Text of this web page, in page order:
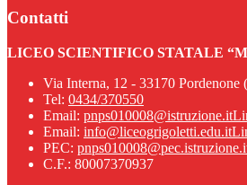
Contatti
LICEO SCIENTIFICO STATALE
Via Interna, 12 - 33170 Pordenone
Tel: 0434/370550
Email: pnps010008@istruzione.it
Email: info@liceogrigoletti.edu.it
PEC:
C.F.: 80007370937